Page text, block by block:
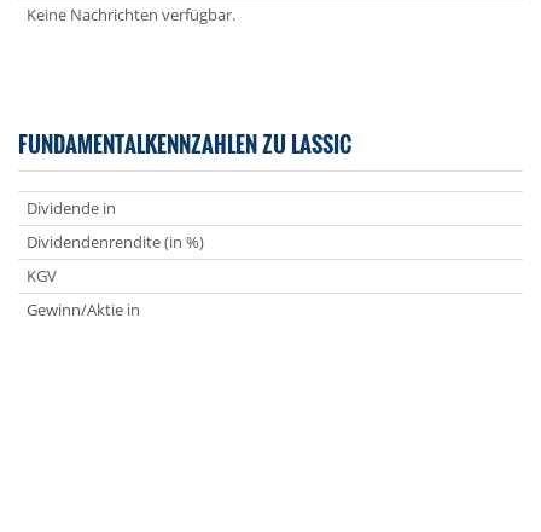
Keine Nachrichten verfügbar.
FUNDAMENTALKENNZAHLEN ZU LASSIC
Dividende in
Dividendenrendite (in %)
KGV
Gewinn/Aktie in